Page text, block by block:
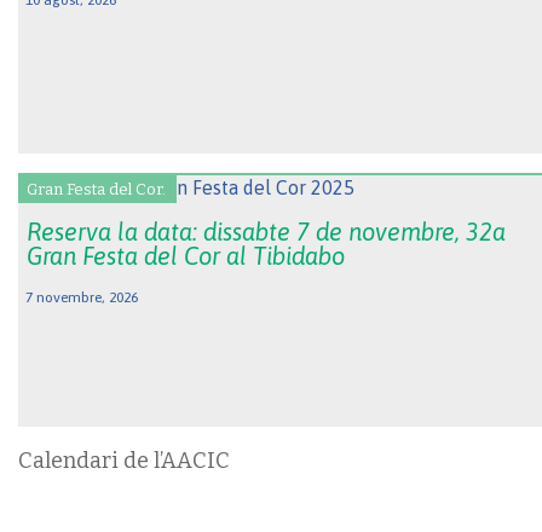
Gran Festa del Cor.
Reserva la data: dissabte 7 de novembre, 32a
Gran Festa del Cor al Tibidabo
7 novembre, 2026
Calendari de l’AACIC